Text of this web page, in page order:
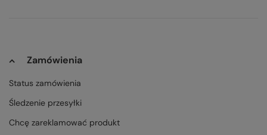
Zamówienia
Status zamówienia
Śledzenie przesyłki
Chcę zareklamować produkt